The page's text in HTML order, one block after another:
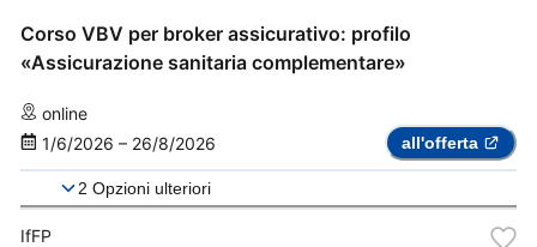
Corso VBV per broker assicurativo: profilo
«Assicurazione sanitaria complementare»
online
1/6/2026 – 26/8/2026 all'offerta
2 Opzioni ulteriori
IfFP